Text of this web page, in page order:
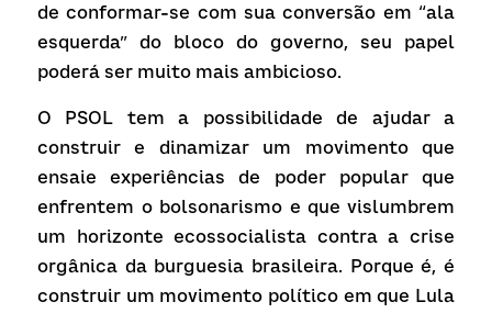
de conformar-se com sua conversão em “ala
esquerda” do bloco do governo, seu papel
poderá ser muito mais ambicioso.
O PSOL tem a possibilidade de ajudar a
construir e dinamizar um movimento que
ensaie experiências de poder popular que
enfrentem o bolsonarismo e que vislumbrem
um horizonte ecossocialista contra a crise
orgânica da burguesia brasileira. Porque é, é
construir um movimento político em que Lula